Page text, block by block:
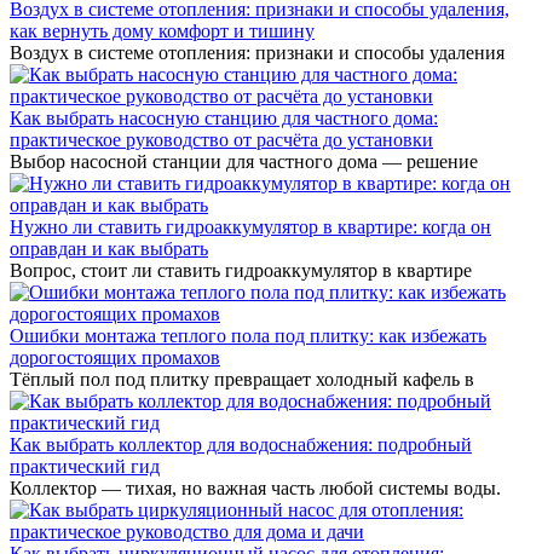
Воздух в системе отопления: признаки и способы удаления,
как вернуть дому комфорт и тишину
Воздух в системе отопления: признаки и способы удаления
Как выбрать насосную станцию для частного дома:
практическое руководство от расчёта до установки
Выбор насосной станции для частного дома — решение
Нужно ли ставить гидроаккумулятор в квартире: когда он
оправдан и как выбрать
Вопрос, стоит ли ставить гидроаккумулятор в квартире
Ошибки монтажа теплого пола под плитку: как избежать
дорогостоящих промахов
Тёплый пол под плитку превращает холодный кафель в
Как выбрать коллектор для водоснабжения: подробный
практический гид
Коллектор — тихая, но важная часть любой системы воды.